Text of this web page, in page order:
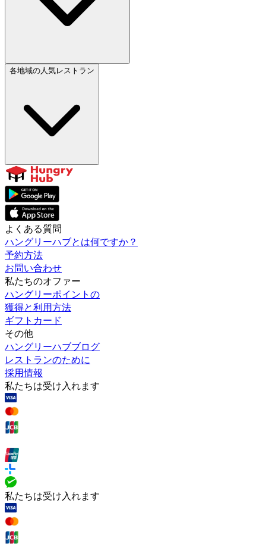
各地域の人気レストラン
よくある質問
ハングリーハブとは何ですか？
予約方法
お問い合わせ
私たちのオファー
ハングリーポイントの
獲得と利用方法
ギフトカード
その他
ハングリーハブブログ
レストランのために
採用情報
私たちは受け入れます
私たちは受け入れます